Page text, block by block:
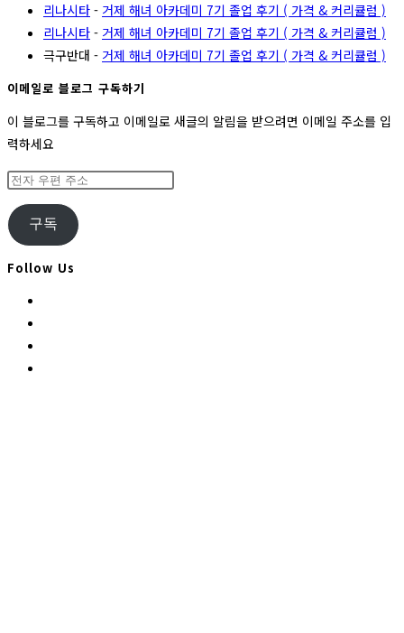
리나시타 - 거제 해녀 아카데미 7기 졸업 후기 ( 가격 & 커리큘럼 )
리나시타 - 거제 해녀 아카데미 7기 졸업 후기 ( 가격 & 커리큘럼 )
극구반대 - 거제 해녀 아카데미 7기 졸업 후기 ( 가격 & 커리큘럼 )
이메일로 블로그 구독하기
이 블로그를 구독하고 이메일로 새글의 알림을 받으려면 이메일 주소를 입
력하세요
전
우
편
주
구독
Follow Us